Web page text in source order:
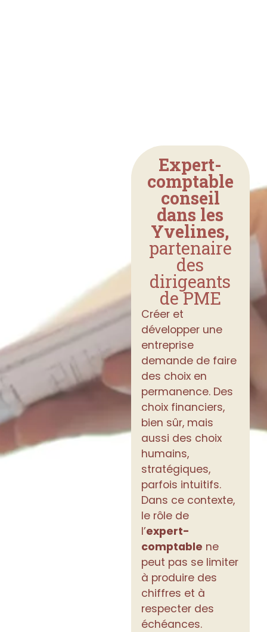
Expert-
comptable
conseil
dans les
Yvelines,
partenaire
des
dirigeants
de PME
Créer et
développer une
entreprise
demande de faire
des choix en
permanence. Des
choix financiers,
bien sûr, mais
aussi des choix
humains,
stratégiques,
parfois intuitifs.
Dans ce contexte,
le rôle de
l’expert-
comptable ne
peut pas se limiter
à produire des
chiffres et à
respecter des
échéances.